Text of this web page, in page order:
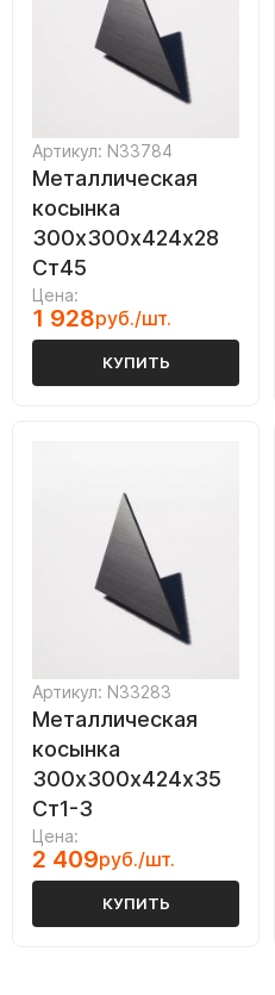
Артикул: N33784
Металлическая
косынка
300х300х424х28
Ст45
Цена:
1 928руб./шт.
КУПИТЬ
Артикул: N33283
Металлическая
косынка
300х300х424х35
Ст1-3
Цена:
2 409руб./шт.
КУПИТЬ